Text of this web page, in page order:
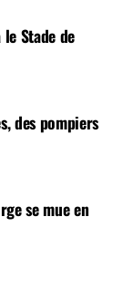
Stade de
des pompiers
se mue en